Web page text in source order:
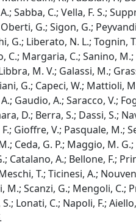
Sabba, C.; Vella, F. S.;
G.; Sigon, G.;
G.; Liberato, N. L.; Tognin,
C.; Margaria, C.; Sanino,
M. V.; Galassi, M.;
G.; Capeci, W.; Mattioli,
Gaudio, A.; Saracco, V.;
D.; Berra, S.; Dassi, S.;
Gioffre, V.; Pasquale, M.;
Ceda, G. P.; Maggio, M.
Catalano, A.; Bellone, F.;
T.; Ticinesi, A.;
Scanzi, G.; Mengoli, C.;
Lonati, C.; Napoli, F.;